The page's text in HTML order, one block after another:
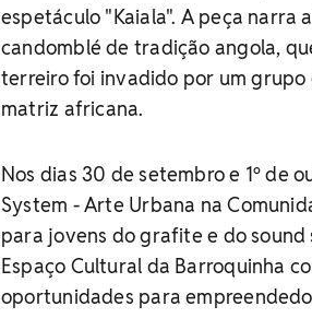
espetáculo "Kaiala". A peça narra
candomblé de tradição angola,
terreiro foi invadido por um grupo
matriz africana.
Nos dias 30 de setembro e 1º de
System - Arte Urbana na
para jovens do grafite e do sound
Espaço Cultural da Barroquinha
oportunidades para